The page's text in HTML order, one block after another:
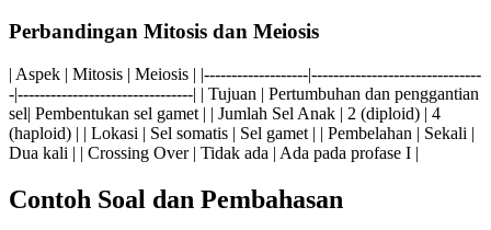
Perbandingan Mitosis dan Meiosis
| Aspek | Mitosis | Meiosis | |-------------------|-------------------------------
-|--------------------------------| | Tujuan | Pertumbuhan dan penggantian
sel| Pembentukan sel gamet | | Jumlah Sel Anak | 2 (diploid) | 4
(haploid) | | Lokasi | Sel somatis | Sel gamet | | Pembelahan | Sekali |
Dua kali | | Crossing Over | Tidak ada | Ada pada profase I |
Contoh Soal dan Pembahasan